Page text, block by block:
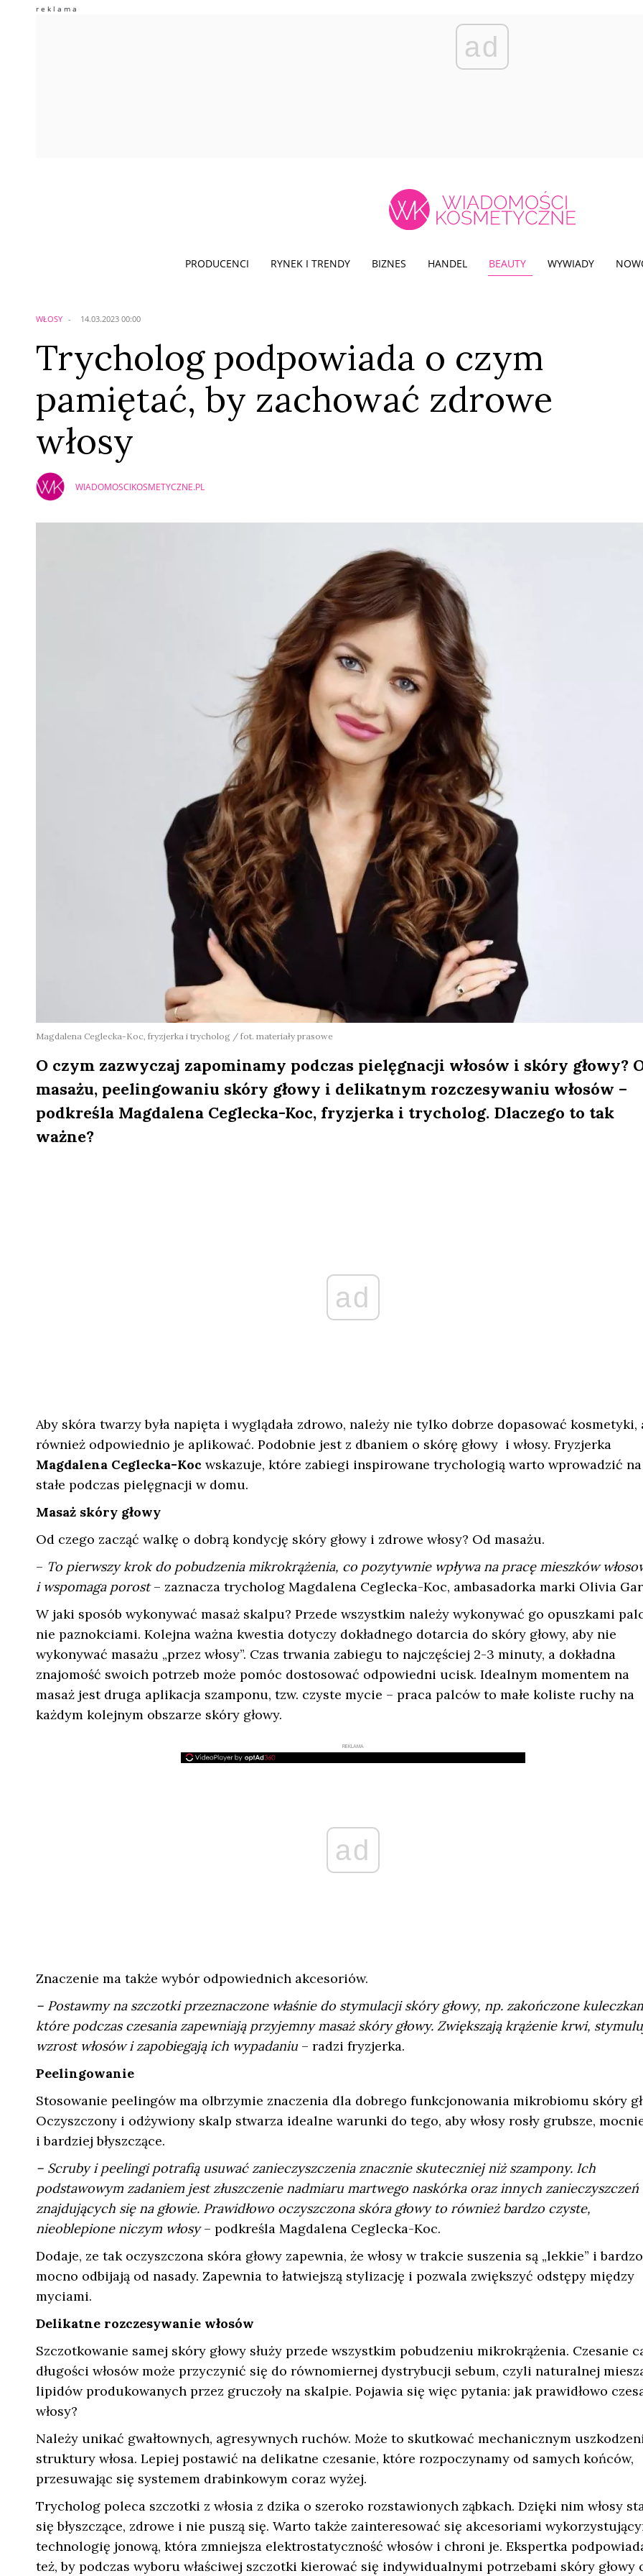
ad
PRODUCENCI RYNEK I TRENDY BIZNES HANDEL BEAUTY WYWIADY
WŁOSY 14.03.2023 00:00
Trycholog podpowiada o czym
pamiętać, by zachować zdrowe
włosy
WIADOMOSCIKOSMETYCZNE.PL
Magdalena Ceglecka-Koc, fryzjerka i trycholog / fot. materiały prasowe
O czym zazwyczaj zapominamy podczas pielęgnacji włosów i skóry głowy?
masażu, peelingowaniu skóry głowy i delikatnym rozczesywaniu włosów –
podkreśla Magdalena Ceglecka-Koc, fryzjerka i trycholog. Dlaczego to tak
ważne?
ad
Aby skóra twarzy była napięta i wyglądała zdrowo, należy nie tylko dobrze dopasować kosmetyki,
również odpowiednio je aplikować. Podobnie jest z dbaniem o skórę głowy i włosy. Fryzjerka
Magdalena Ceglecka-Kocwskazuje, które zabiegi inspirowane trychologią warto wprowadzić na
stałe podczas pielęgnacji w domu.
Masaż skóry głowy
Od czego zacząć walkę o dobrą kondycję skóry głowy i zdrowe włosy? Od masażu.
– To pierwszy krok do pobudzenia mikrokrążenia, co pozytywnie wpływa na pracę mieszków
i wspomaga porost– zaznacza trycholog Magdalena Ceglecka-Koc, ambasadorka marki Olivia
W jaki sposób wykonywać masaż skalpu? Przede wszystkim należy wykonywać go opuszkami
nie paznokciami. Kolejna ważna kwestia dotyczy dokładnego dotarcia do skóry głowy, aby nie
wykonywać masażu „przez włosy”. Czas trwania zabiegu to najczęściej 2-3 minuty, a dokładna
znajomość swoich potrzeb może pomóc dostosować odpowiedni ucisk. Idealnym momentem na
masaż jest druga aplikacja szamponu, tzw. czyste mycie – praca palców to małe koliste ruchy na
każdym kolejnym obszarze skóry głowy.
REKLAMA
ad
Znaczenie ma także wybór odpowiednich akcesoriów.
– Postawmy na szczotki przeznaczone właśnie do stymulacji skóry głowy, np. zakończone
które podczas czesania zapewniają przyjemny masaż skóry głowy. Zwiększają krążenie krwi,
wzrost włosów i zapobiegają ich wypadaniu – radzi fryzjerka.
Peelingowanie
Stosowanie peelingów ma olbrzymie znaczenia dla dobrego funkcjonowania mikrobiomu skóry
Oczyszczony i odżywiony skalp stwarza idealne warunki do tego, aby włosy rosły grubsze,
i bardziej błyszczące.
– Scruby i peelingi potrafią usuwać zanieczyszczenia znacznie skuteczniej niż szampony. Ich
podstawowym zadaniem jest złuszczenie nadmiaru martwego naskórka oraz innych zanieczyszczeń
znajdujących się na głowie. Prawidłowo oczyszczona skóra głowy to również bardzo czyste,
nieoblepione niczym włosy– podkreśla Magdalena Ceglecka-Koc.
Dodaje, ze tak oczyszczona skóra głowy zapewnia, że włosy w trakcie suszenia są „lekkie” i bardzo
mocno odbijają od nasady. Zapewnia to łatwiejszą stylizację i pozwala zwiększyć odstępy między
myciami.
Delikatne rozczesywanie włosów
Szczotkowanie samej skóry głowy służy przede wszystkim pobudzeniu mikrokrążenia. Czesanie
długości włosów może przyczynić się do równomiernej dystrybucji sebum, czyli naturalnej
lipidów produkowanych przez gruczoły na skalpie. Pojawia się więc pytania: jak prawidłowo
włosy?
Należy unikać gwałtownych, agresywnych ruchów. Może to skutkować mechanicznym
struktury włosa. Lepiej postawić na delikatne czesanie, które rozpoczynamy od samych końców,
przesuwając się systemem drabinkowym coraz wyżej.
Trycholog poleca szczotki z włosia z dzika o szeroko rozstawionych ząbkach. Dzięki nim włosy
się błyszczące, zdrowe i nie puszą się. Warto także zainteresować się akcesoriami
technologię jonową, która zmniejsza elektrostatyczność włosów i chroni je. Ekspertka
też, by podczas wyboru właściwej szczotki kierować się indywidualnymi potrzebami skóry głowy